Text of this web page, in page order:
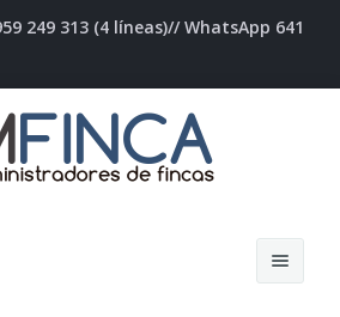
249 313 (4 líneas)// WhatsApp 641